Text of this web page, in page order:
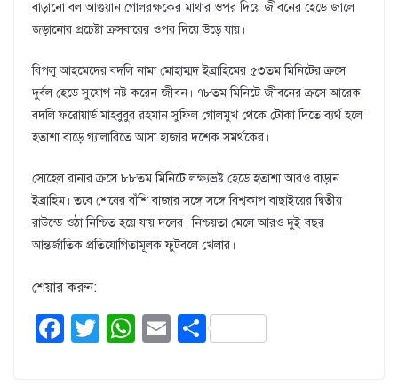
বাড়ানো বল আগুয়ান গোলরক্ষকের মাথার ওপর দিয়ে জীবনের হেডে জালে
জড়ানোর প্রচেষ্টা ক্রসবারের ওপর দিয়ে উড়ে যায়।
বিপলু আহমেদের বদলি নামা মোহাম্মদ ইব্রাহিমের ৫৩তম মিনিটের ক্রসে
দুর্বল হেডে সুযোগ নষ্ট করেন জীবন। ৭৮তম মিনিটে জীবনের ক্রসে আরেক
বদলি ফরোয়ার্ড মাহবুবুর রহমান সুফিল গোলমুখ থেকে টোকা দিতে ব্যর্থ হলে
হতাশা বাড়ে গ্যালারিতে আসা হাজার দশেক সমর্থকের।
সোহেল রানার ক্রসে ৮৮তম মিনিটে লক্ষ্যভ্রষ্ট হেডে হতাশা আরও বাড়ান
ইব্রাহিম। তবে শেষের বাঁশি বাজার সঙ্গে সঙ্গে বিশ্বকাপ বাছাইয়ের দ্বিতীয়
রাউন্ডে ওঠা নিশ্চিত হয়ে যায় দলের। নিশ্চয়তা মেলে আরও দুই বছর
আন্তর্জাতিক প্রতিযোগিতামূলক ফুটবলে খেলার।
শেয়ার করুন:
F
T
W E S